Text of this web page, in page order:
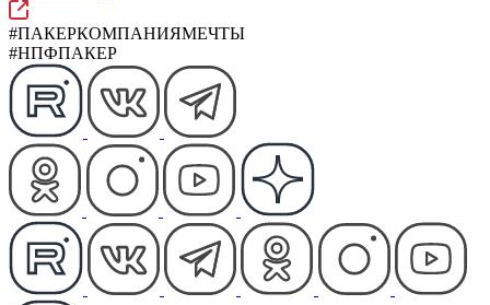
#ПАКЕРКОМПАНИЯМЕЧТЫ
#НПФПАКЕР